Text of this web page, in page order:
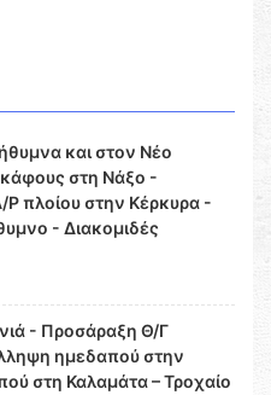
και στον Νέο
στη Νάξο -
πλοίου στην Κέρκυρα -
- Διακομιδές
- Προσάραξη Θ/Γ
ημεδαπού στην
στη Καλαμάτα – Τροχαίο